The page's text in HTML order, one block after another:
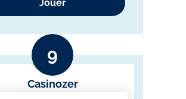
Jouer
Casinozer